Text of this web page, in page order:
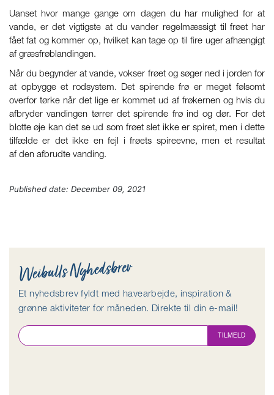
Uanset hvor mange gange om dagen du har mulighed for at
vande, er det vigtigste at du vander regelmæssigt til frøet har
fået fat og kommer op, hvilket kan tage op til fire uger afhængigt
af græsfrøblandingen.
Når du begynder at vande, vokser frøet og søger ned i jorden for
at opbygge et rodsystem. Det spirende frø er meget følsomt
overfor tørke når det lige er kommet ud af frøkernen og hvis du
afbryder vandingen tørrer det spirende frø ind og dør. For det
blotte øje kan det se ud som frøet slet ikke er spiret, men i dette
tilfælde er det ikke en fejl i frøets spireevne, men et resultat
af den afbrudte vanding.
Weibulls Nyhedsbrev
Et nyhedsbrev fyldt med havearbejde, inspiration &
grønne aktiviteter for måneden. Direkte til din e-mail!
TILMELD
Published date: December 09, 2021